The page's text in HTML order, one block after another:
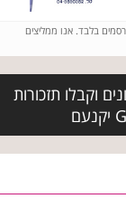
בלבד. אנו ממליצים
וקבלו תזכורות